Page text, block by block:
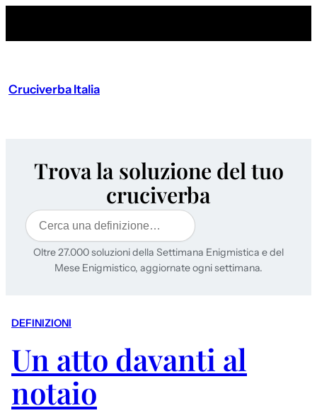
Cruciverba Italia
Trova la soluzione del tuo
cruciverba
Cerca
Oltre 27.000 soluzioni della Settimana Enigmistica e del
Mese Enigmistico, aggiornate ogni settimana.
DEFINIZIONI
Un atto davanti al
notaio